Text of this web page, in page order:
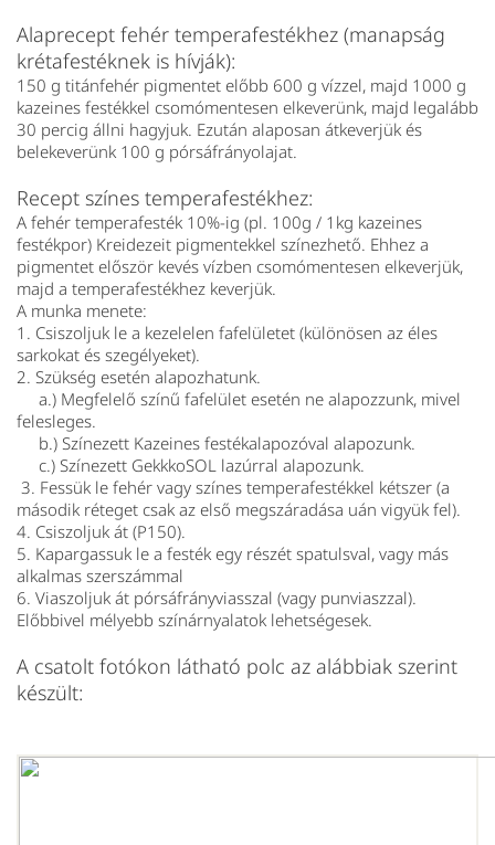
Alaprecept fehér temperafestékhez (manapság
krétafestéknek is hívják):
150 g titánfehér pigmentet előbb 600 g vízzel, majd 1000 g
kazeines festékkel csomómentesen elkeverünk, majd legalább
30 percig állni hagyjuk. Ezután alaposan átkeverjük és
belekeverünk 100 g pórsáfrányolajat.
Recept színes temperafestékhez:
A fehér temperafesték 10%-ig (pl. 100g / 1kg kazeines
festékpor) Kreidezeit pigmentekkel színezhető. Ehhez a
pigmentet először kevés vízben csomómentesen elkeverjük,
majd a temperafestékhez keverjük.
A munka menete:
1. Csiszoljuk le a kezelelen fafelületet (különösen az éles
sarkokat és szegélyeket).
2. Szükség esetén alapozhatunk.
a.) Megfelelő színű fafelület esetén ne alapozzunk, mivel
felesleges.
b.) Színezett Kazeines festékalapozóval alapozunk.
c.) Színezett GekkkoSOL lazúrral alapozunk.
3. Fessük le fehér vagy színes temperafestékkel kétszer (a
második réteget csak az első megszáradása uán vigyük fel).
4. Csiszoljuk át (P150).
5. Kapargassuk le a festék egy részét spatulsval, vagy más
alkalmas szerszámmal
6. Viaszoljuk át pórsáfrányviasszal (vagy punviaszzal).
Előbbivel mélyebb színárnyalatok lehetségesek.
A csatolt fotókon látható polc az alábbiak szerint
készült: